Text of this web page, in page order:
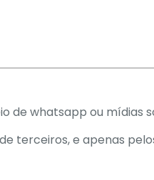
de whatsapp ou mídias
terceiros, e apenas